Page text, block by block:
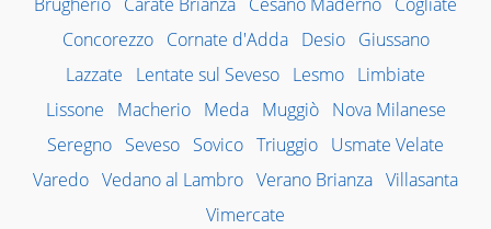
Concorezzo
Cornate d'Adda Desio
Giussano
Lazzate
Lentate sul Seveso Lesmo Limbiate
Lissone
Macherio Meda Muggiò
Nova Milanese
Seregno Seveso Sovico Triuggio Usmate Velate
Varedo Vedano al Lambro Verano Brianza Villasanta
Vimercate